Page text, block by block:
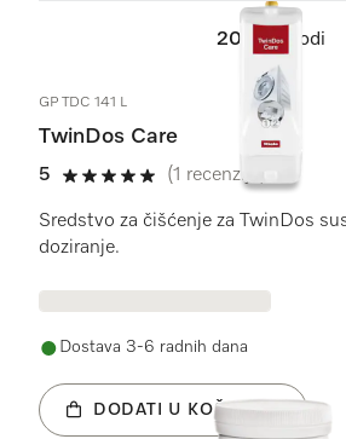
20 Proizvodi
GP TDC 141 L
TwinDos Care
5
5 od 5
(1 recenzija)
Sredstvo za čišćenje za TwinDos
doziranje.
Dostava 3-6 radnih dana
DODATI U KOŠARICU